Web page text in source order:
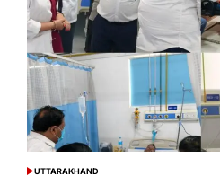
POSTED
UTTARAKHAND